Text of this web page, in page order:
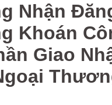
Nhận
Khoán
Giao